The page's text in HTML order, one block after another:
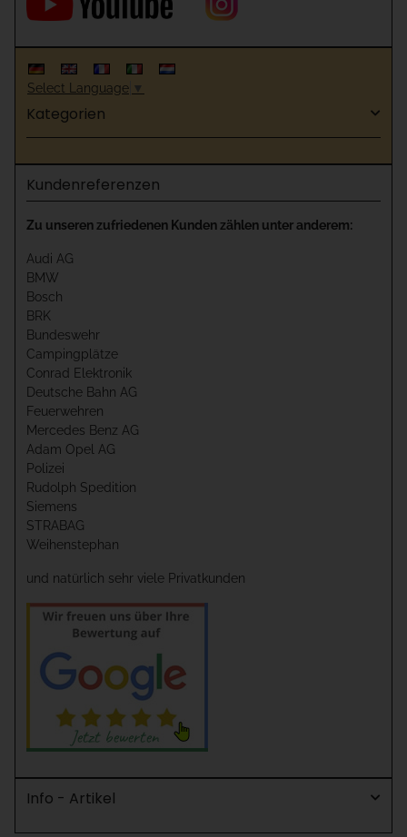
Select Language ▼
Kategorien
Kundenreferenzen
Zu unseren zufriedenen Kunden zählen unter anderem:
Audi AG
BMW
Bosch
BRK
Bundeswehr
Campingplätze
Conrad Elektronik
Deutsche Bahn AG
Feuerwehren
Mercedes Benz AG
Adam Opel AG
Polizei
Rudolph Spedition
Siemens
STRABAG
Weihenstephan
und natürlich sehr viele Privatkunden
Info - Artikel